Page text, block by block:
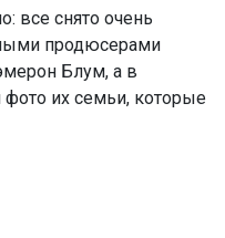
все снято очень
продюсерами
Блум, а в
их семьи, которые